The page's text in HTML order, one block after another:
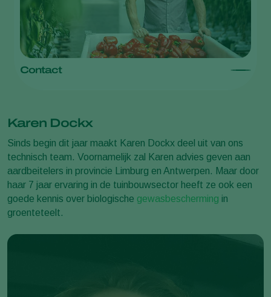
Contact
Karen Dockx
Sinds begin dit jaar maakt Karen Dockx deel uit van ons
technisch team. Voornamelijk zal Karen advies geven aan
aardbeitelers in provincie Limburg en Antwerpen. Maar door
haar 7 jaar ervaring in de tuinbouwsector heeft ze ook een
goede kennis over biologische gewasbescherming in
groenteteelt.